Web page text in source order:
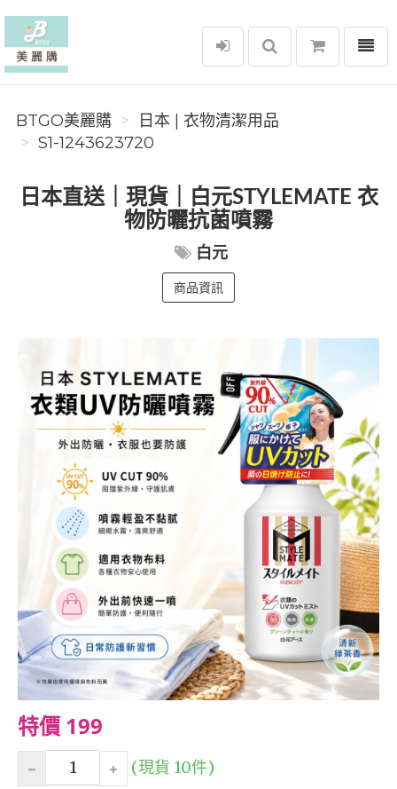
BTGO美麗購
選單
BTGO美麗購
日本 | 衣物清潔用品
S1-1243623720
日本直送｜現貨｜白元STYLEMATE 衣
物防曬抗菌噴霧
白元
商品資訊
特價 199
(現貨 10件)